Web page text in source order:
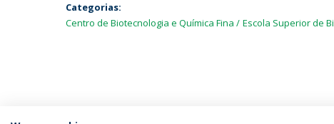
Categorias:
Centro de Biotecnologia e Química Fina
Escola Superior de